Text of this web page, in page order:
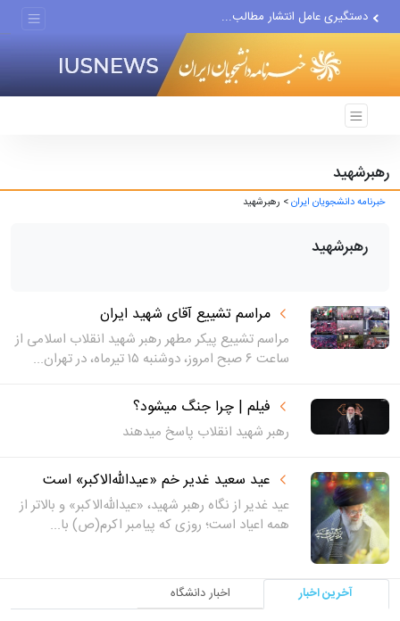
دستگیری عامل انتشار مطالب...
ضربه مغزی بیش از ۷۰۰ نظامی...
رهبرشهید
خبرنامه دانشجویان ایران> رهبرشهید
رهبرشهید
مراسم تشییع آقای شهید ایران
مراسم تشییع پیکر مطهر رهبر شهید انقلاب اسلامی از
ساعت ۶ صبح امروز، دوشنبه ۱۵ تیرماه، در تهران...
فیلم | چرا جنگ میشود؟
رهبر شهید انقلاب پاسخ میدهند
عید سعید غدیر خم «عیدالله‌الاکبر» است
عید غدیر از نگاه رهبر شهید، «عیدالله‌الاکبر» و بالاتر از
همه اعیاد است؛ روزی که پیامبر اکرم(ص) با...
آخرین اخبار
اخبار دانشگاه